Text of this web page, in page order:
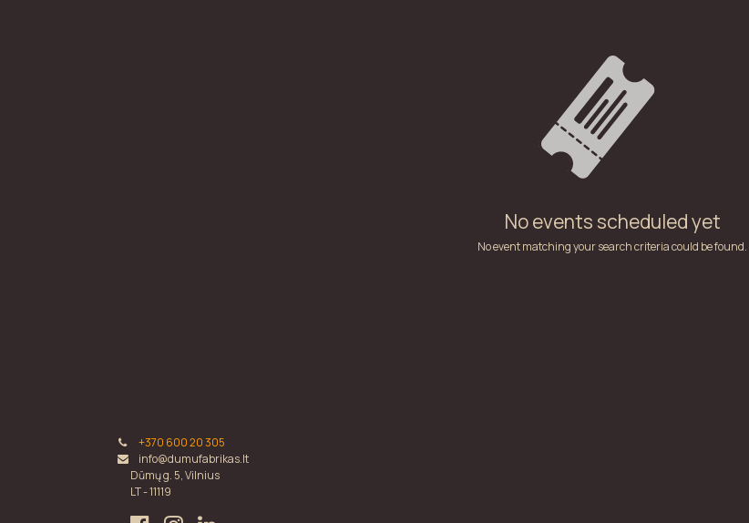
No events scheduled yet
No event matching your search criteria could be found.
+370 600 20 305
info@dumufabrikas.lt
Dūmų g. 5, Vilnius
LT - 11119